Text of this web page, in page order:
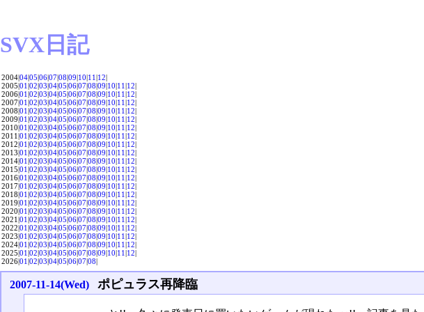
SVX日記
2004|04|05|06|07|08|09|10|11|12|
2005|01|02|03|04|05|06|07|08|09|10|11|12|
2006|01|02|03|04|05|06|07|08|09|10|11|12|
2007|01|02|03|04|05|06|07|08|09|10|11|12|
2008|01|02|03|04|05|06|07|08|09|10|11|12|
2009|01|02|03|04|05|06|07|08|09|10|11|12|
2010|01|02|03|04|05|06|07|08|09|10|11|12|
2011|01|02|03|04|05|06|07|08|09|10|11|12|
2012|01|02|03|04|05|06|07|08|09|10|11|12|
2013|01|02|03|04|05|06|07|08|09|10|11|12|
2014|01|02|03|04|05|06|07|08|09|10|11|12|
2015|01|02|03|04|05|06|07|08|09|10|11|12|
2016|01|02|03|04|05|06|07|08|09|10|11|12|
2017|01|02|03|04|05|06|07|08|09|10|11|12|
2018|01|02|03|04|05|06|07|08|09|10|11|12|
2019|01|02|03|04|05|06|07|08|09|10|11|12|
2020|01|02|03|04|05|06|07|08|09|10|11|12|
2021|01|02|03|04|05|06|07|08|09|10|11|12|
2022|01|02|03|04|05|06|07|08|09|10|11|12|
2023|01|02|03|04|05|06|07|08|09|10|11|12|
2024|01|02|03|04|05|06|07|08|09|10|11|12|
2025|01|02|03|04|05|06|07|08|09|10|11|12|
2026|01|02|03|04|05|06|07|08|
2007-11-14(Wed) ポピュラス再降臨